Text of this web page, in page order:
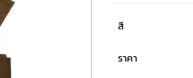
สี
ราคา